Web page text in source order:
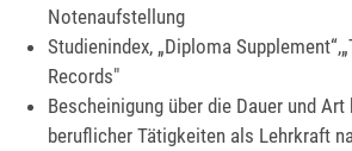
Notenaufstellung
Studienindex, „Diploma
Records"
Bescheinigung über die Dauer und
beruflicher Tätigkeiten als Lehrkraft